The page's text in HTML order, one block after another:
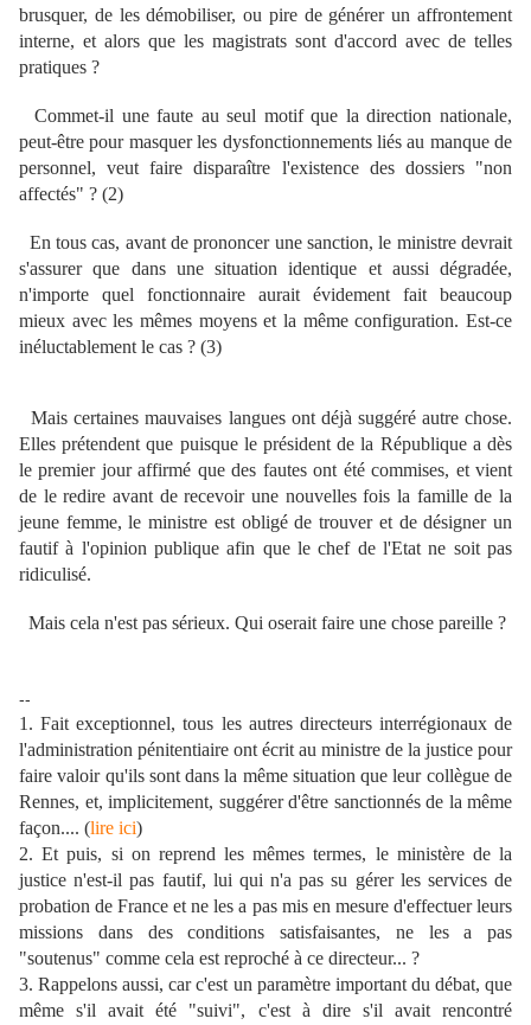
brusquer, de les démobiliser, ou pire de générer un affrontement
interne, et alors que les magistrats sont d'accord avec de telles
pratiques ?
Commet-il une faute au seul motif que la direction nationale,
peut-être pour masquer les dysfonctionnements liés au manque de
personnel, veut faire disparaître l'existence des dossiers "non
affectés" ? (2)
En tous cas, avant de prononcer une sanction, le ministre devrait
s'assurer que dans une situation identique et aussi dégradée,
n'importe quel fonctionnaire aurait évidement fait beaucoup
mieux avec les mêmes moyens et la même configuration. Est-ce
inéluctablement le cas ? (3)
Mais certaines mauvaises langues ont déjà suggéré autre chose.
Elles prétendent que puisque le président de la République a dès
le premier jour affirmé que des fautes ont été commises, et vient
de le redire avant de recevoir une nouvelles fois la famille de la
jeune femme, le ministre est obligé de trouver et de désigner un
fautif à l'opinion publique afin que le chef de l'Etat ne soit pas
ridiculisé.
Mais cela n'est pas sérieux. Qui oserait faire une chose pareille ?
--
1. Fait exceptionnel, tous les autres directeurs interrégionaux de
l'administration pénitentiaire ont écrit au ministre de la justice pour
faire valoir qu'ils sont dans la même situation que leur collègue de
Rennes, et, implicitement, suggérer d'être sanctionnés de la même
façon.... (lire ici)
2. Et puis, si on reprend les mêmes termes, le ministère de la
justice n'est-il pas fautif, lui qui n'a pas su gérer les services de
probation de France et ne les a pas mis en mesure d'effectuer leurs
missions dans des conditions satisfaisantes, ne les a pas
"soutenus" comme cela est reproché à ce directeur... ?
3. Rappelons aussi, car c'est un paramètre important du débat, que
même s'il avait été "suivi", c'est à dire s'il avait rencontré